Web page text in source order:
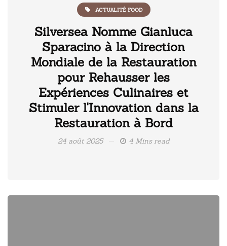
ACTUALITÉ FOOD
Silversea Nomme Gianluca
Sparacino à la Direction
Mondiale de la Restauration
pour Rehausser les
Expériences Culinaires et
Stimuler l'Innovation dans la
Restauration à Bord
24 août 2025 4 Mins read